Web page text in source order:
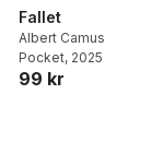
Fallet
Albert Camus
Pocket, 2025
99 kr